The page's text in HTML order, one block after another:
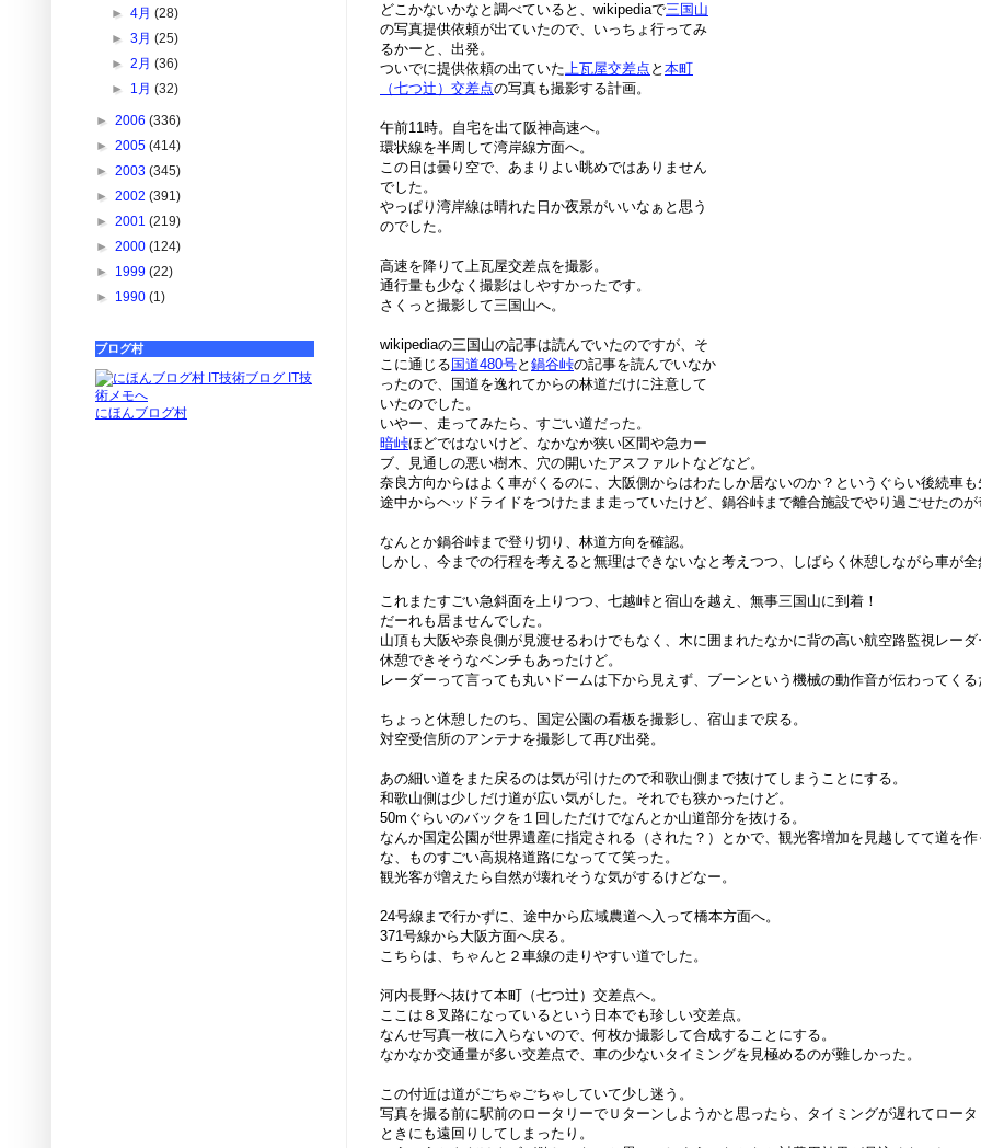
どこかないかなと調べていると、wikipediaで三国山
の写真提供依頼が出ていたので、いっちょ行ってみ
るかーと、出発。
ついでに提供依頼の出ていた上瓦屋交差点 と 本町
（七つ辻）交差点の写真も撮影する計画。
午前11時。自宅を出て阪神高速へ。
環状線を半周して湾岸線方面へ。
この日は曇り空で、あまりよい眺めではありません
でした。
やっぱり湾岸線は晴れた日か夜景がいいなぁと思う
のでした。
高速を降りて上瓦屋交差点を撮影。
通行量も少なく撮影はしやすかったです。
さくっと撮影して三国山へ。
wikipediaの三国山の記事は読んでいたのですが、そ
こに通じる 国道480号と 鍋谷峠の記事を読んでいなか
ったので、国道を逸れてからの林道だけに注意して
いたのでした。
いやー、走ってみたら、すごい道だった。
暗峠ほどではないけど、なかなか狭い区間や急カー
ブ、見通しの悪い樹木、穴の開いたアスファルトなどなど。
奈良方向からはよく車がくるのに、大阪側からはわたしか居ないのか？というぐらい後続車も
途中からヘッドライドをつけたまま走っていたけど、鍋谷峠まで離合施設でやり過ごせたのが
なんとか鍋谷峠まで登り切り、林道方向を確認。
しかし、今までの行程を考えると無理はできないなと考えつつ、しばらく休憩しながら車が
これまたすごい急斜面を上りつつ、七越峠と宿山を越え、無事三国山に到着！
だーれも居ませんでした。
山頂も大阪や奈良側が見渡せるわけでもなく、木に囲まれたなかに背の高い航空路監視レーダ
休憩できそうなベンチもあったけど。
レーダーって言っても丸いドームは下から見えず、ブーンという機械の動作音が伝わってくる
ちょっと休憩したのち、国定公園の看板を撮影し、宿山まで戻る。
対空受信所のアンテナを撮影して再び出発。
あの細い道をまた戻るのは気が引けたので和歌山側まで抜けてしまうことにする。
和歌山側は少しだけ道が広い気がした。それでも狭かったけど。
50mぐらいのバックを１回しただけでなんとか山道部分を抜ける。
なんか国定公園が世界遺産に指定される（された？）とかで、観光客増加を見越してて道を
な、ものすごい高規格道路になってて笑った。
観光客が増えたら自然が壊れそうな気がするけどなー。
24号線まで行かずに、途中から広域農道へ入って橋本方面へ。
371号線から大阪方面へ戻る。
こちらは、ちゃんと２車線の走りやすい道でした。
河内長野へ抜けて本町（七つ辻）交差点へ。
ここは８叉路になっているという日本でも珍しい交差点。
なんせ写真一枚に入らないので、何枚か撮影して合成することにする。
なかなか交通量が多い交差点で、車の少ないタイミングを見極めるのが難しかった。
この付近は道がごちゃごちゃしていて少し迷う。
写真を撮る前に駅前のロータリーでＵターンしようかと思ったら、タイミングが遅れてロー
ときにも遠回りしてしまったり。
►4月(28)
►3月(25)
►2月(36)
► 1月(32)
► 2006 (336)
► 2005 (414)
► 2003 (345)
► 2002 (391)
► 2001 (219)
► 2000 (124)
► 1999 (22)
► 1990 (1)
ブログ村
にほんブログ村